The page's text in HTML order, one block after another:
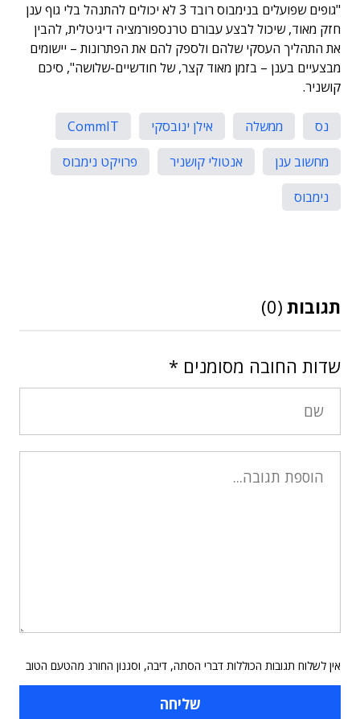
"גופים שפועלים בנימבוס רובד 3 לא יכולים להתנהל בלי גוף ענן
חזק מאוד, שיכול לבצע עבורם טרנספורמציה דיגיטלית, להבין
את התהליך העסקי שלהם ולספק להם את הפתרונות – יישומים
מבצעיים בענן – בזמן מאוד קצר, של חודשיים-שלושה", סיכם
קושניר.
נס ממשלה אילן ינובסקי
CommIT
מחשוב ענן
אנטולי קושניר
פרויקט נימבוס
נימבוס
תגובות (0)
שדות החובה מסומנים *
אין לשלוח תגובות הכוללות דברי הסתה, דיבה, וסגנון החורג מהטעם הטוב